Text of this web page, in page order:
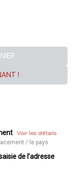
!
Voir les détails
/ le pays
de l’adresse